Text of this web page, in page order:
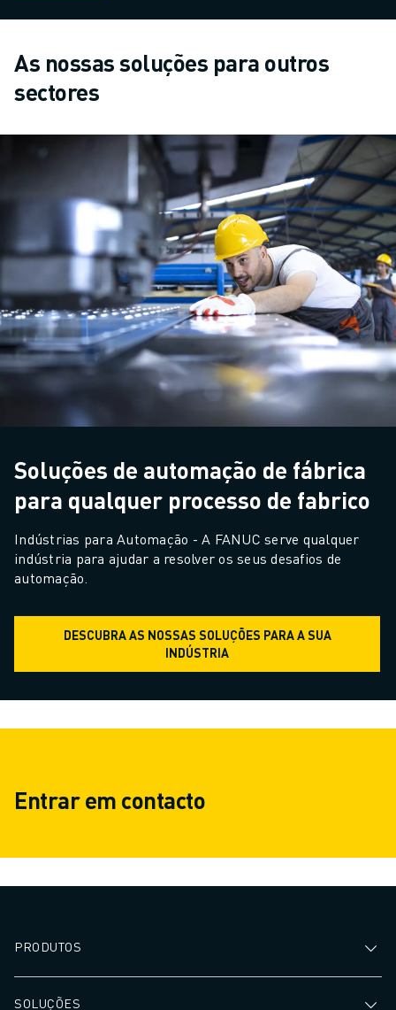
As nossas soluções para outros
sectores
Soluções de automação de fábrica
para qualquer processo de fabrico
Indústrias para Automação - A FANUC serve qualquer
indústria para ajudar a resolver os seus desafios de
automação.
DESCUBRA AS NOSSAS SOLUÇÕES PARA A SUA
INDÚSTRIA
Entrar em contacto
PRODUTOS
SOLUÇÕES